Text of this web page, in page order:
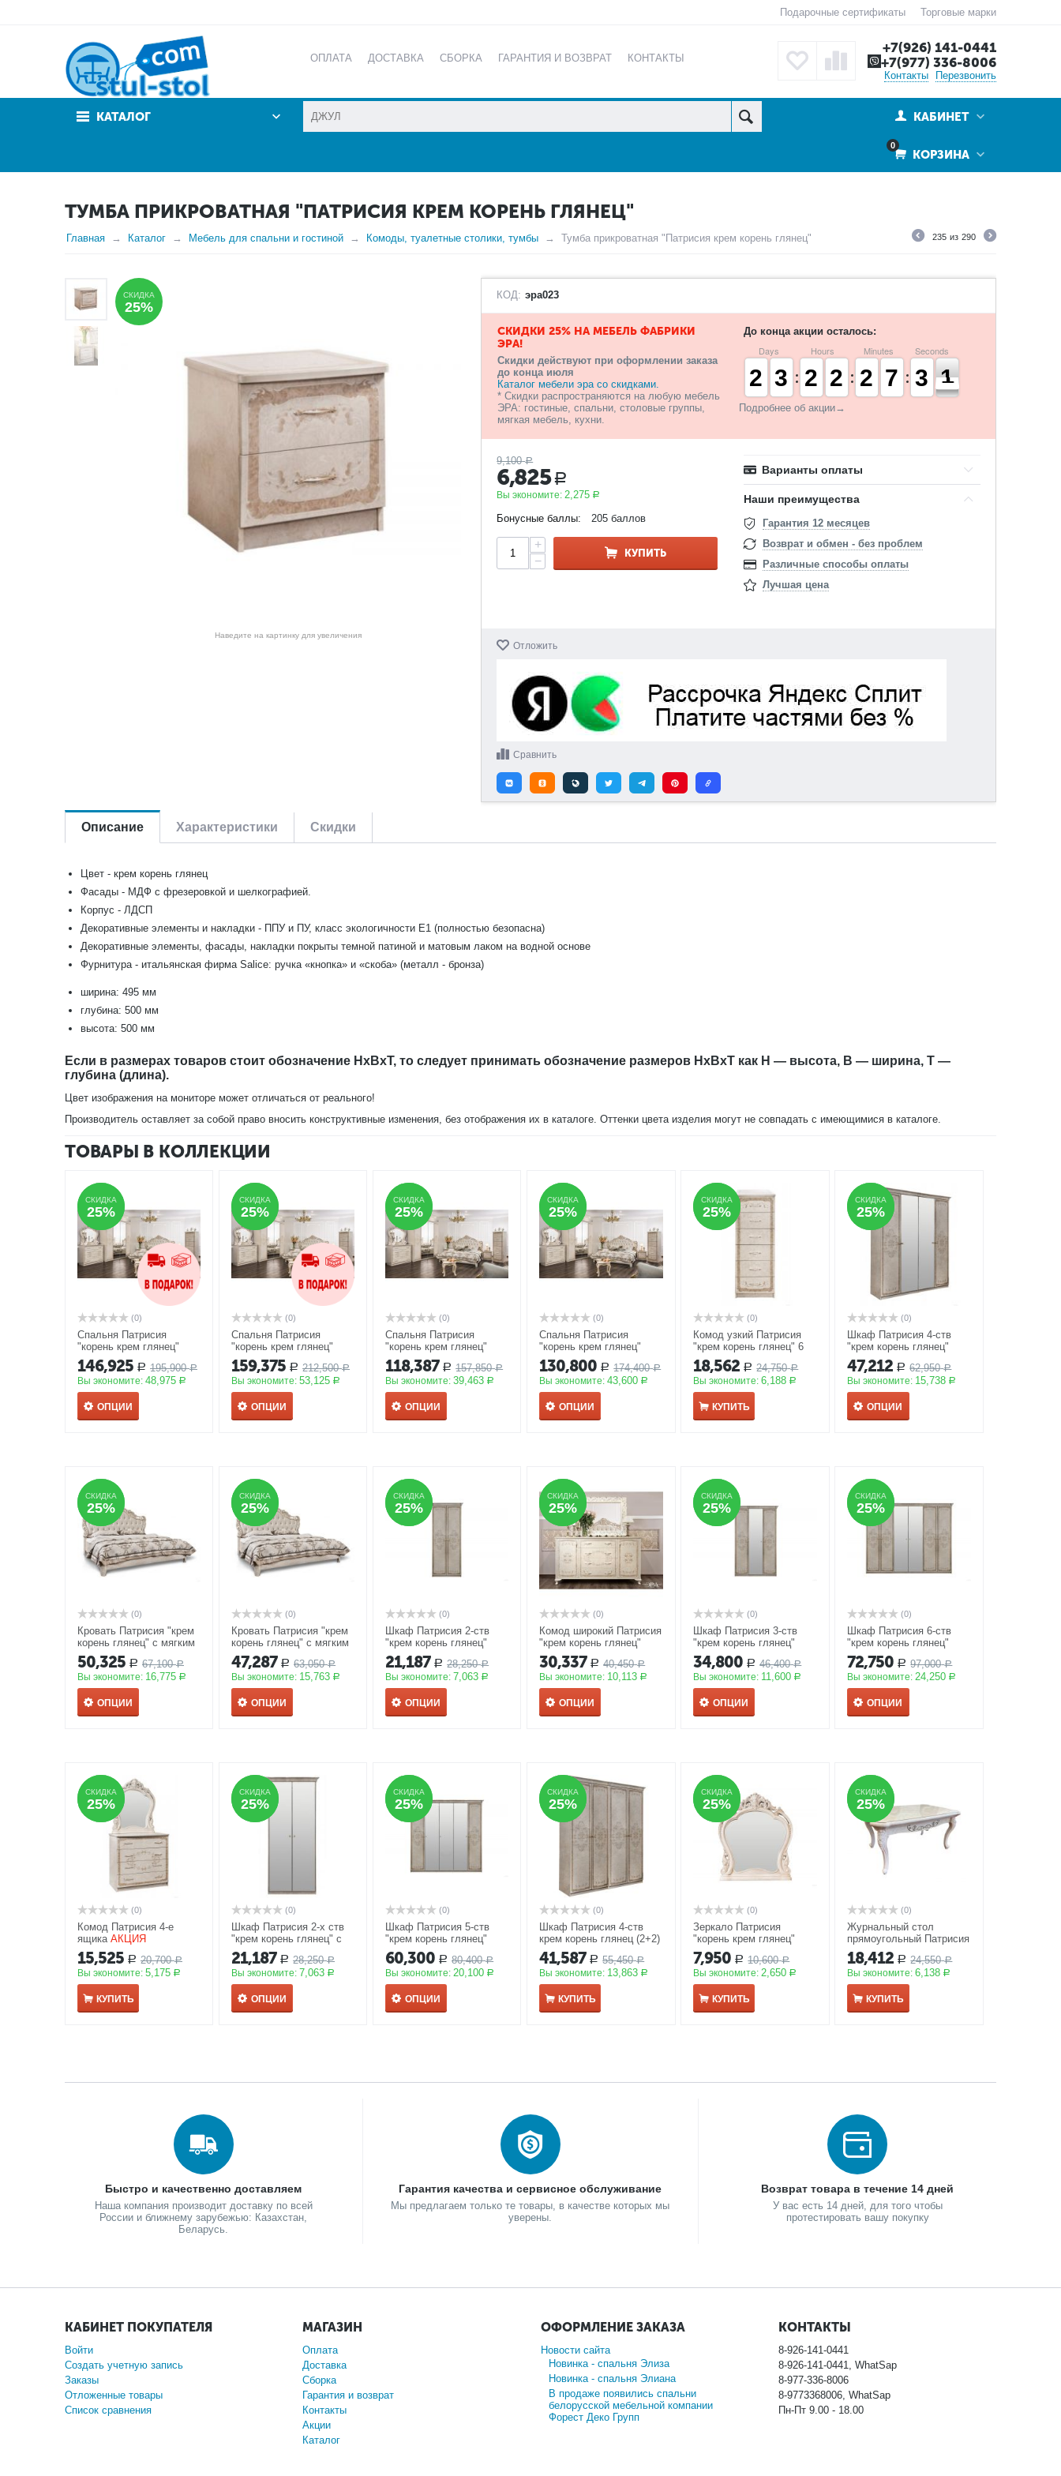
Подарочные сертификаты Торговые марки
ОПЛАТА ДОСТАВКА СБОРКА ГАРАНТИЯ И ВОЗВРАТ КОНТАКТЫ
+7(926) 141-0441
+7(977) 336-8006
Контакты Перезвонить
КАТАЛОГ КАБИНЕТ
0
КОРЗИНА
ТУМБА ПРИКРОВАТНАЯ "ПАТРИСИЯ КРЕМ КОРЕНЬ ГЛЯНЕЦ"
Главная Каталог Мебель для спальни и гостиной Комоды, туалетные столики, тумбы Тумба прикроватная "Патрисия крем корень глянец" 235 из 290
СКИДКА
25%
Наведите на картинку для увеличения
КОД: эра023
СКИДКИ 25% НА МЕБЕЛЬ ФАБРИКИ
ЭРА!
Скидки действуют при оформлении заказа
до конца июля
Каталог мебели эра со скидками.
* Скидки распространяются на любую мебель
ЭРА: гостиные, спальни, столовые группы,
мягкая мебель, кухни.
До конца акции осталось:
Days
1
1
2
2 2
2
3
3
Hours
1
1
2
2 1
1
2
2
Minutes
1
1
2
2 6
6
7
7
Seconds
2
2
3
3 1
1
0
Подробнее об акции→
9,100 Р
6,825 Р
Вы экономите:2,275 Р
Бонусные баллы: 205 баллов
+
−
КУПИТЬ
Варианты оплаты
Наши преимущества
Гарантия 12 месяцев
Возврат и обмен - без проблем
Различные способы оплаты
Лучшая цена
Отложить
Сравнить
Описание Характеристики Скидки
Цвет - крем корень глянец
Фасады - МДФ с фрезеровкой и шелкографией.
Корпус - ЛДСП
Декоративные элементы и накладки - ППУ и ПУ, класс экологичности Е1 (полностью безопасна)
Декоративные элементы, фасады, накладки покрыты темной патиной и матовым лаком на водной основе
Фурнитура - итальянская фирма Salice: ручка «кнопка» и «скоба» (металл - бронза)
ширина: 495 мм
глубина: 500 мм
высота: 500 мм
Если в размерах товаров стоит обозначение HxBxT, то следует принимать обозначение размеров HxBxT как H — высота, B — ширина, T —
глубина (длина).
Цвет изображения на мониторе может отличаться от реального!
Производитель оставляет за собой право вносить конструктивные изменения, без отображения их в каталоге. Оттенки цвета изделия могут не совпадать с имеющимися в каталоге.
ТОВАРЫ В КОЛЛЕКЦИИ
СКИДКА
25%
СКИДКА
25%
(0)
Спальня Патрисия
"корень крем глянец"
5Д-1,8 АКЦИЯ
146,925 Р 195,900 Р
Вы экономите: 48,975 Р
ОПЦИИ
СКИДКА
25%
СКИДКА
25%
(0)
Спальня Патрисия
"корень крем глянец"
6Д-1,8 АКЦИЯ
159,375 Р 212,500 Р
Вы экономите:53,125 Р
ОПЦИИ
СКИДКА
25%
СКИДКА
25%
(0)
Спальня Патрисия
"корень крем глянец"
3Д-1,6 АКЦИЯ
118,387 Р 157,850 Р
Вы экономите:39,463 Р
ОПЦИИ
СКИДКА
25%
СКИДКА
25%
(0)
Спальня Патрисия
"корень крем глянец"
4Д-1,6
АКЦИЯ
130,800 Р 174,400 Р
Вы экономите:43,600 Р
ОПЦИИ
СКИДКА
25%
СКИДКА
25%
(0)
Комод узкий Патрисия
"крем корень глянец" 6
ящиков АКЦИЯ
18,562 Р 24,750 Р
Вы экономите:6,188 Р
КУПИТЬ
СКИДКА
25%
СКИДКА
25%
(0)
Шкаф Патрисия 4-ств
"крем корень глянец"
АКЦИЯ
47,212 Р 62,950 Р
Вы экономите: 15,738 Р
ОПЦИИ
СКИДКА
25%
СКИДКА
25%
(0)
Кровать Патрисия "крем
корень глянец" с мягким
изголовьем, спальное
место 180*200 АКЦИЯ
50,325 Р 67,100 Р
Вы экономите: 16,775 Р
ОПЦИИ
СКИДКА
25%
СКИДКА
25%
(0)
Кровать Патрисия "крем
корень глянец" с мягким
изголовьем, спальное
место 160*200 АКЦИЯ
47,287 Р 63,050 Р
Вы экономите: 15,763 Р
ОПЦИИ
СКИДКА
25%
СКИДКА
25%
(0)
Шкаф Патрисия 2-ств
"крем корень глянец"
АКЦИЯ
21,187 Р 28,250 Р
Вы экономите: 7,063 Р
ОПЦИИ
СКИДКА
25%
СКИДКА
25%
(0)
Комод широкий Патрисия
"крем корень глянец"
АКЦИЯ
30,337 Р 40,450 Р
Вы экономите: 10,113 Р
ОПЦИИ
СКИДКА
25%
СКИДКА
25%
(0)
Шкаф Патрисия 3-ств
"крем корень глянец"
АКЦИЯ
34,800 Р 46,400 Р
Вы экономите: 11,600 Р
ОПЦИИ
СКИДКА
25%
СКИДКА
25%
(0)
Шкаф Патрисия 6-ств
"крем корень глянец"
АКЦИЯ
72,750 Р 97,000 Р
Вы экономите:24,250 Р
ОПЦИИ
СКИДКА
25%
СКИДКА
25%
(0)
Комод Патрисия 4-е
ящика АКЦИЯ
15,525 Р 20,700 Р
Вы экономите: 5,175 Р
КУПИТЬ
СКИДКА
25%
СКИДКА
25%
(0)
Шкаф Патрисия 2-х ств
"крем корень глянец" с
зеркалом
21,187 Р 28,250 Р
Вы экономите: 7,063 Р
ОПЦИИ
СКИДКА
25%
СКИДКА
25%
(0)
Шкаф Патрисия 5-ств
"крем корень глянец"
АКЦИЯ
60,300 Р 80,400 Р
Вы экономите:20,100 Р
ОПЦИИ
СКИДКА
25%
СКИДКА
25%
(0)
Шкаф Патрисия 4-ств
крем корень глянец (2+2)
без зеркал
41,587 Р 55,450 Р
Вы экономите: 13,863 Р
КУПИТЬ
СКИДКА
25%
СКИДКА
25%
(0)
Зеркало Патрисия
"корень крем глянец"
ППУ АКЦИЯ
7,950 Р 10,600 Р
Вы экономите:2,650 Р
КУПИТЬ
СКИДКА
25%
СКИДКА
25%
(0)
Журнальный стол
прямоугольный Патрисия
крем корень глянец
АКЦИЯ
18,412 Р 24,550 Р
Вы экономите:6,138 Р
КУПИТЬ
Быстро и качественно доставляем
Наша компания производит доставку по всей
России и ближнему зарубежью: Казахстан,
Беларусь.
Гарантия качества и сервисное обслуживание
Мы предлагаем только те товары, в качестве которых мы
уверены.
Возврат товара в течение 14 дней
У вас есть 14 дней, для того чтобы
протестировать вашу покупку
КАБИНЕТ ПОКУПАТЕЛЯ
Войти
Создать учетную запись
Заказы
Отложенные товары
Список сравнения
МАГАЗИН
Оплата
Доставка
Сборка
Гарантия и возврат
Контакты
Акции
Каталог
ОФОРМЛЕНИЕ ЗАКАЗА
Новости сайта
Новинка - спальня Элиза
Новинка - спальня Элиана
В продаже появились спальни
белорусской мебельной компании
Форест Деко Групп
КОНТАКТЫ
8-926-141-0441
8-926-141-0441, WhatSap
8-977-336-8006
8-9773368006, WhatSap
Пн-Пт 9.00 - 18.00